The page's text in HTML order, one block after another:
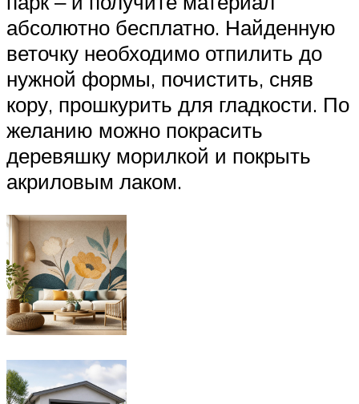
абсолютно бесплатно. Найденную
веточку необходимо отпилить до
нужной формы, почистить, сняв
кору, прошкурить для гладкости. По
желанию можно покрасить
деревяшку морилкой и покрыть
акриловым лаком.